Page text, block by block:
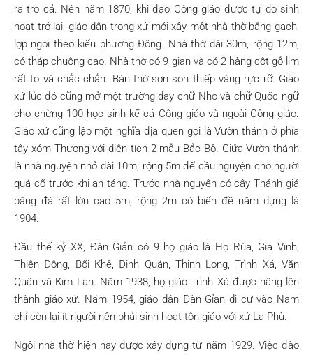
ra tro cả. Nên năm 1870, khi đạo Công giáo được tự do sinh
hoạt trở lại, giáo dân trong xứ mới xây một nhà thờ bằng gạch,
lợp ngói theo kiểu phương Đông. Nhà thờ dài 30m, rộng 12m,
có tháp chuông cao. Nhà thờ có 9 gian và có 2 hàng cột gỗ lim
rất to và chắc chắn. Bàn thờ sơn son thiếp vàng rực rỡ. Giáo
xứ lúc đó cũng mở một trường dạy chữ Nho và chữ Quốc ngữ
cho chừng 100 học sinh kể cả Công giáo và ngoài Công giáo.
Giáo xứ cũng lập một nghĩa địa quen gọi là Vườn thánh ở phía
tây xóm Thượng với diện tích 2 mẫu Bắc Bộ. Giữa Vườn thánh
là nhà nguyện nhỏ dài 10m, rộng 5m để cầu nguyện cho người
quá cố trước khi an táng. Trước nhà nguyện có cây Thánh giá
bằng đá rất lớn cao 5m, rộng 2m có biển đề năm dựng là
1904.
Đầu thế kỷ XX, Đàn Giản có 9 họ giáo là Họ Rùa, Gia Vinh,
Thiên Đông, Bối Khê, Định Quán, Thịnh Long, Trình Xá, Văn
Quân và Kim Lan. Năm 1938, họ giáo Trình Xá được nâng lên
thành giáo xứ. Năm 1954, giáo dân Đàn Gỉan di cư vào Nam
chỉ còn lại ít người nên phải sinh hoạt tôn giáo với xứ La Phù.
Ngôi nhà thờ hiện nay được xây dựng từ năm 1929. Việc đào